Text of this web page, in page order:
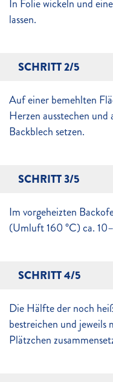
In Folie wickeln und
lassen.
SCHRITT 2/5
Auf einer bemehlten
Herzen ausstechen
Backblech setzen.
SCHRITT 3/5
Im vorgeheizten
(Umluft 160 °C) ca.
SCHRITT 4/5
Die Hälfte der noch
bestreichen und jeweils
Plätzchen